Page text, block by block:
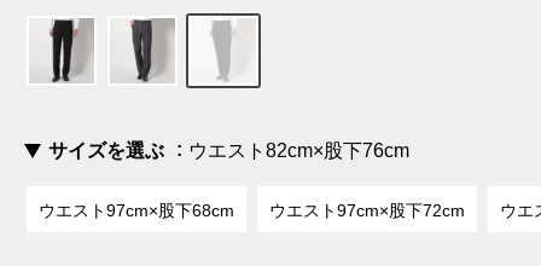
サイズを選ぶ ウエスト82cm×股下76cm
ウエスト97cm×股下68cm ウエスト97cm×股下72cm ウエ